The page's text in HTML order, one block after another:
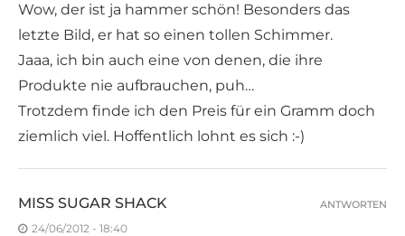
Wow, der ist ja hammer schön! Besonders das
letzte Bild, er hat so einen tollen Schimmer.
Jaaa, ich bin auch eine von denen, die ihre
Produkte nie aufbrauchen, puh…
Trotzdem finde ich den Preis für ein Gramm doch
ziemlich viel. Hoffentlich lohnt es sich :-)
MISS SUGAR SHACK
24/06/2012 - 18:40
ANTWORTEN